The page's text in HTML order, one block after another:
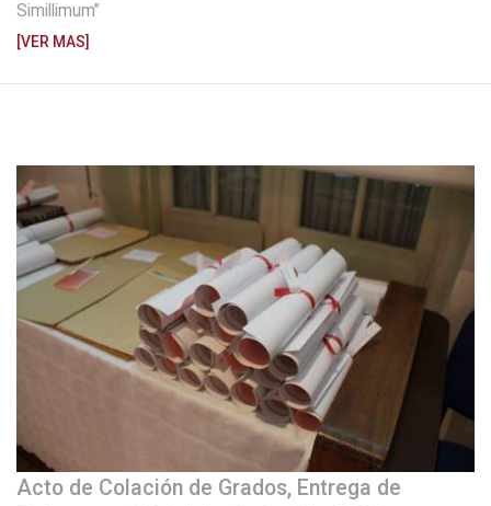
Simillimum”
[VER MAS]
Acto de Colación de Grados, Entrega de